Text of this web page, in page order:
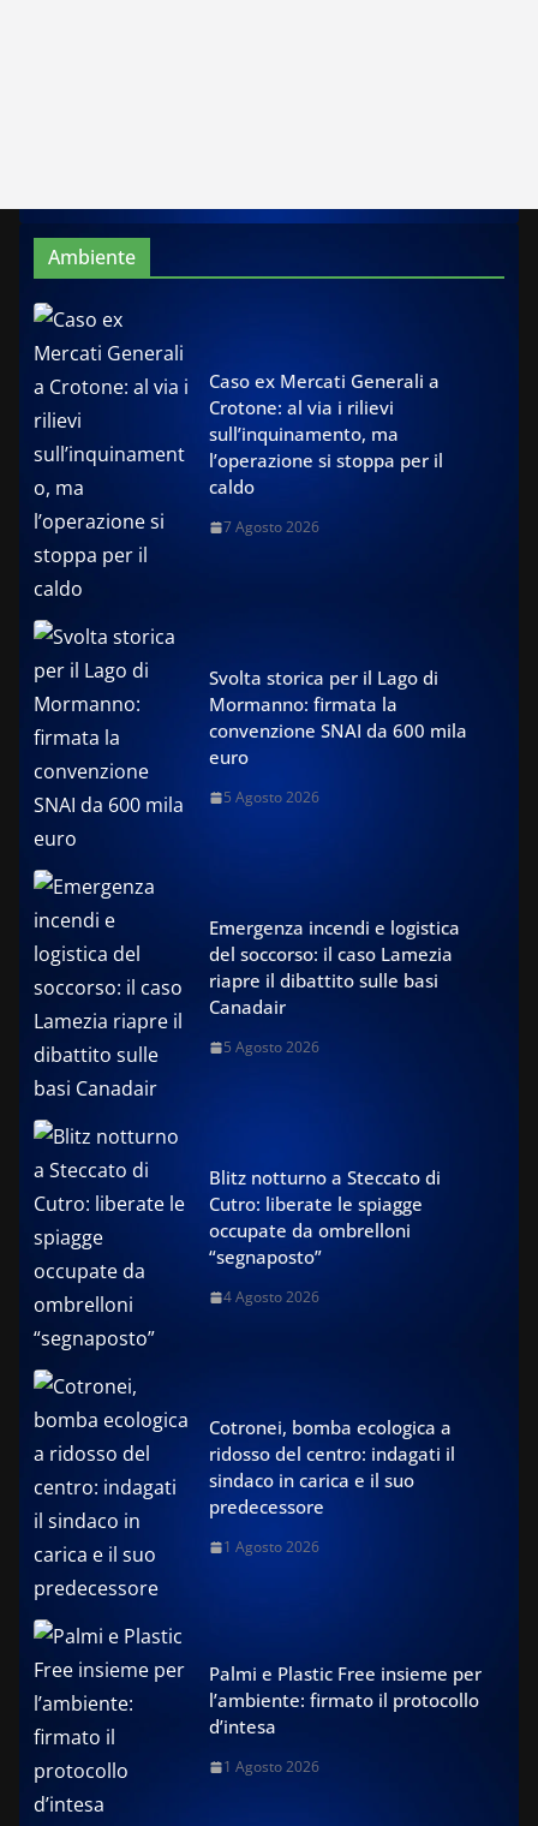
Ambiente
Caso ex Mercati Generali a
Crotone: al via i rilievi
sull’inquinamento, ma
l’operazione si stoppa per il
caldo
7 Agosto 2026
Svolta storica per il Lago di
Mormanno: firmata la
convenzione SNAI da 600 mila
euro
5 Agosto 2026
Emergenza incendi e logistica
del soccorso: il caso Lamezia
riapre il dibattito sulle basi
Canadair
5 Agosto 2026
Blitz notturno a Steccato di
Cutro: liberate le spiagge
occupate da ombrelloni
“segnaposto”
4 Agosto 2026
Cotronei, bomba ecologica a
ridosso del centro: indagati il
sindaco in carica e il suo
predecessore
1 Agosto 2026
Palmi e Plastic Free insieme per
l’ambiente: firmato il protocollo
d’intesa
1 Agosto 2026